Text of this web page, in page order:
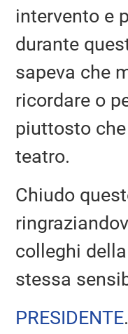
intervento e
durante
sapeva che
ricordare o
piuttosto
teatro.
Chiudo
colleghi
stessa
PRESIDENTE